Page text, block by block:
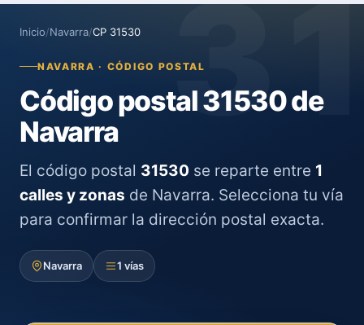
Inicio/Navarra/CP 31530
NAVARRA · CÓDIGO POSTAL
Código postal 31530 de
Navarra
El código postal 31530 se reparte entre 1
calles y zonas de Navarra. Selecciona tu vía
para confirmar la dirección postal exacta.
Navarra 1 vías